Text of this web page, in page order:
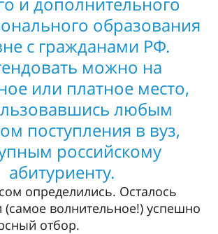
образования
с гражданами РФ.
можно на
или платное место,
любым
поступления в вуз,
российскому
абитуриенту.
определились. Осталось
(самое волнительное!) успешно
отбор.